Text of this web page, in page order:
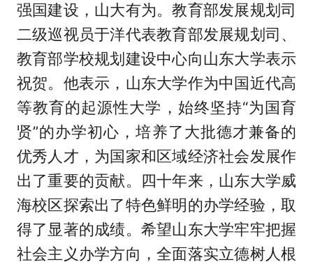
强国建设，山大有为。教育部发展规划司
二级巡视员于洋代表教育部发展规划司、
教育部学校规划建设中心向山东大学表示
祝贺。他表示，山东大学作为中国近代高
等教育的起源性大学，始终坚持“为国育
贤”的办学初心，培养了大批德才兼备的
优秀人才，为国家和区域经济社会发展作
出了重要的贡献。四十年来，山东大学威
海校区探索出了特色鲜明的办学经验，取
得了显著的成绩。希望山东大学牢牢把握
社会主义办学方向，全面落实立德树人根